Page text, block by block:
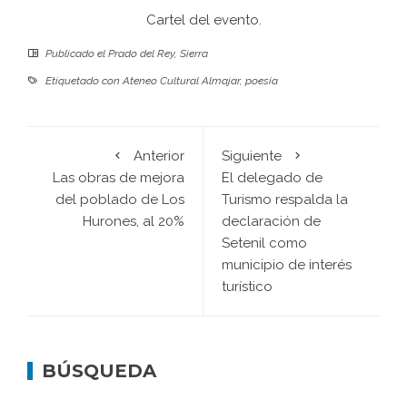
Cartel del evento.
Publicado el Prado del Rey, Sierra
Etiquetado con Ateneo Cultural Almajar, poesía
Anterior
Las obras de mejora
del poblado de Los
Hurones, al 20%
Siguiente
El delegado de
Turismo respalda la
declaración de
Setenil como
municipio de interés
turístico
BÚSQUEDA